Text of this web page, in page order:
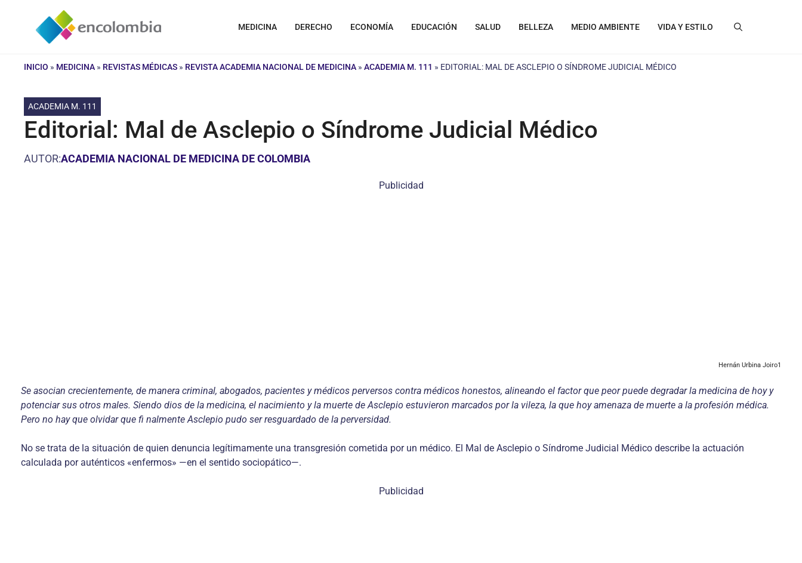
contenido
MEDICINA DERECHO ECONOMÍA EDUCACIÓN SALUD BELLEZA MEDIO AMBIENTE VIDA Y ESTILO
INICIO » MEDICINA » REVISTAS MÉDICAS » REVISTA ACADEMIA NACIONAL DE MEDICINA » ACADEMIA M. 111 » EDITORIAL: MAL DE ASCLEPIO O SÍNDROME JUDICIAL MÉDICO
ACADEMIA M. 111
Editorial: Mal de Asclepio o Síndrome Judicial Médico
AUTOR:ACADEMIA NACIONAL DE MEDICINA DE COLOMBIA
Publicidad
Hernán Urbina Joiro1
Se asocian crecientemente, de manera criminal, abogados, pacientes y médicos perversos contra médicos honestos, alineando el factor que peor puede degradar la medicina de hoy y
potenciar sus otros males. Siendo dios de la medicina, el nacimiento y la muerte de Asclepio estuvieron marcados por la vileza, la que hoy amenaza de muerte a la profesión médica.
Pero no hay que olvidar que fi nalmente Asclepio pudo ser resguardado de la perversidad.
No se trata de la situación de quien denuncia legítimamente una transgresión cometida por un médico. El Mal de Asclepio o Síndrome Judicial Médico describe la actuación
calculada por auténticos «enfermos» —en el sentido sociopático—.
Publicidad